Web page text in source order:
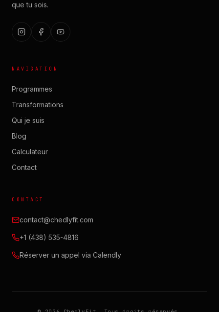
que tu sois.
NAVIGATION
Programmes
Transformations
Qui je suis
Blog
Calculateur
Contact
CONTACT
contact@chedlyfit.com
+1 (438) 535-4816
Réserver un appel via Calendly